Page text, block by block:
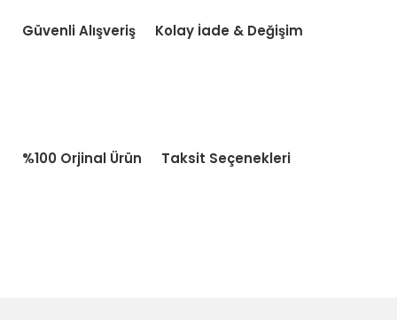
Güvenli Alışveriş Kolay İade & Değişim
%100 Orjinal Ürün Taksit Seçenekleri